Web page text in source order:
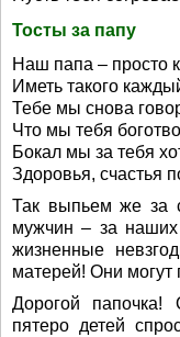
Тосты за папу
Наш папа – просто
Иметь такого
Тебе мы снова
Что мы тебя
Бокал мы за тебя
Здоровья, счастья
Так выпьем же за
мужчин – за
жизненные
матерей! Они могут
Дорогой папочка!
пятеро детей